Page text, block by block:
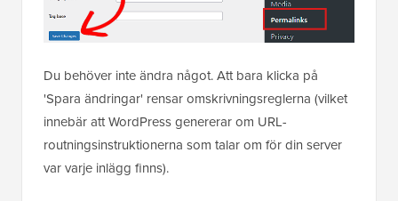
Du behöver inte ändra något. Att bara klicka på
'Spara ändringar' rensar omskrivningsreglerna (vilket
innebär att WordPress genererar om URL-
routningsinstruktionerna som talar om för din server
var varje inlägg finns).